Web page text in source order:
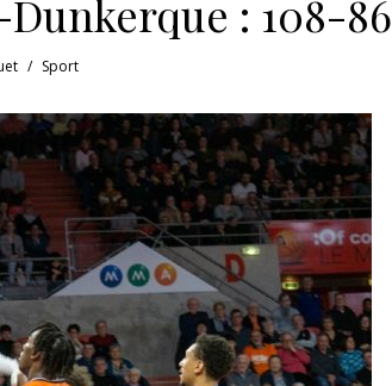
: 108-86
Sport